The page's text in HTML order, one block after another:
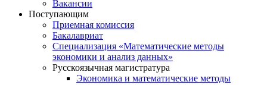
Вакансии
Поступающим
Приемная комиссия
Бакалавриат
Специализация «Математические методы
экономики и анализ данных»
Русскоязычная магистратура
Экономика и математические методы